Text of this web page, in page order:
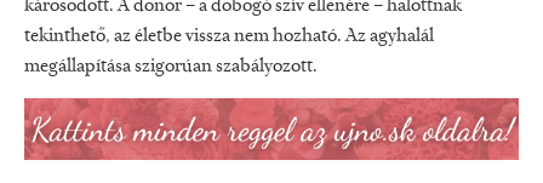
károsodott. A donor – a dobogó szív ellenére – halottnak
tekinthető, az életbe vissza nem hozható. Az agyhalál
megállapítása szigorúan szabályozott.